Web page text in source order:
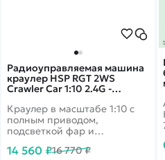
Радиоуправляемая машина
краулер HSP RGT 2WS
Crawler Car 1:10 2.4G -
Краулер в масштабе 1:10 с
полным приводом,
подсветкой фар и
корпусом.
14 560 ₽16 770 ₽